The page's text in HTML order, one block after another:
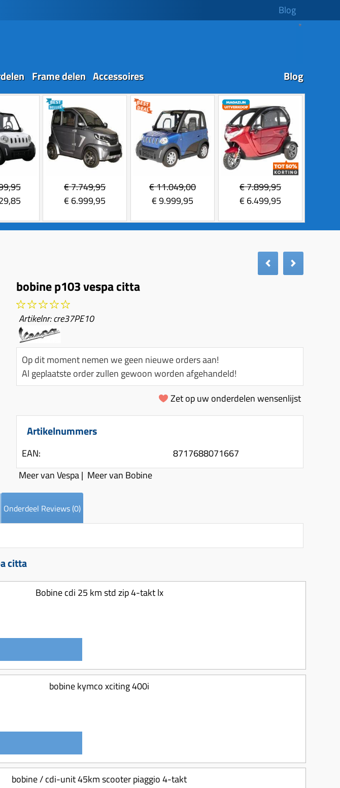
Blog
Frame delen Accessoires Blog
€7.749,95
€6.999,95
€11.049,00
€9.999,95
€7.899,95
€6.499,95
bobine p103 vespa citta
Artikelnr:cre37PE10
Op dit moment nemen we geen nieuwe orders aan!
Al geplaatste order zullen gewoon worden afgehandeld!
Zet op uw onderdelen wensenlijst
Artikelnummers
EAN:
8717688071667
Meer van Vespa| Meer van Bobine
Onderdeel Reviews (0)
citta
Bobine cdi 25 km std zip 4-takt lx
bobine kymco xciting 400i
bobine / cdi-unit 45km scooter piaggio 4-takt